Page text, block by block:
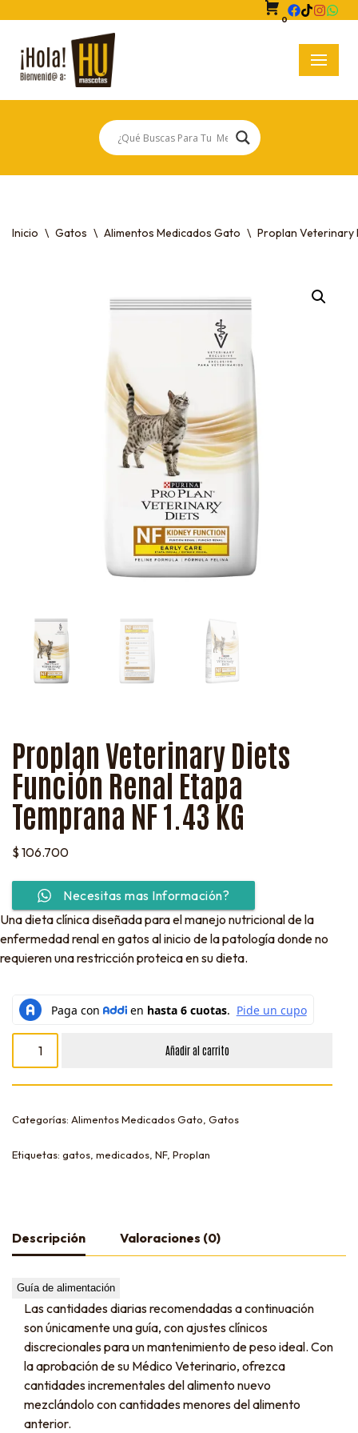
Saltar
al
contenido
0
Inicio \ Gatos \ Alimentos Medicados Gato \ Proplan Veterinary
Proplan Veterinary Diets
Función Renal Etapa
Temprana NF 1.43 KG
$ 106.700
Necesitas mas Información?
Una dieta clínica diseñada para el manejo nutricional de la
enfermedad renal en gatos al inicio de la patología donde no
requieren una restricción proteica en su dieta.
Añadir al carrito
Categorías: Alimentos Medicados Gato Gatos
Etiquetas: gatos medicados NF, Proplan
Descripción Valoraciones (0)
Guía de alimentación
Las cantidades diarias recomendadas a continuación
son únicamente una guía, con ajustes clínicos
discrecionales para un mantenimiento de peso ideal. Con
la aprobación de su Médico Veterinario, ofrezca
cantidades incrementales del alimento nuevo
mezclándolo con cantidades menores del alimento
anterior.